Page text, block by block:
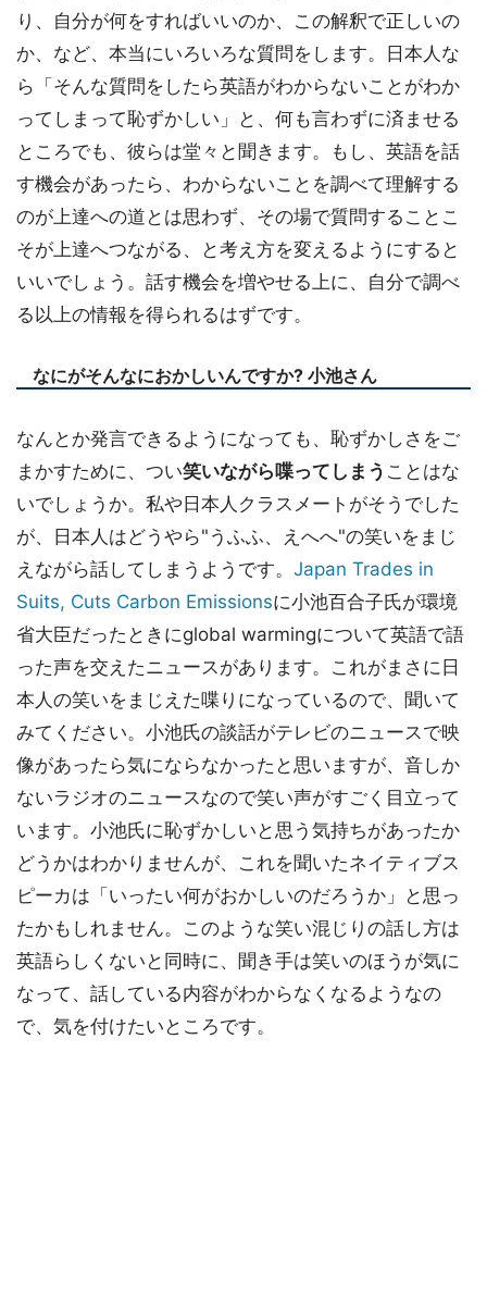
り、自分が何をすればいいのか、この解釈で正しいの
か、など、本当にいろいろな質問をします。日本人な
ら「そんな質問をしたら英語がわからないことがわか
ってしまって恥ずかしい」と、何も言わずに済ませる
ところでも、彼らは堂々と聞きます。もし、英語を話
す機会があったら、わからないことを調べて理解する
のが上達への道とは思わず、その場で質問することこ
そが上達へつながる、と考え方を変えるようにすると
いいでしょう。話す機会を増やせる上に、自分で調べ
る以上の情報を得られるはずです。
なにがそんなにおかしいんですか? 小池さん
なんとか発言できるようになっても、恥ずかしさをご
まかすために、つい笑いながら喋ってしまう ことはな
いでしょうか。私や日本人クラスメートがそうでした
が、日本人はどうやら"うふふ、えへへ"の笑いをまじ
えながら話してしまうようです。 Japan Trades in
Suits, Cuts Carbon Emissionsに小池百合子氏が環境
省大臣だったときにglobal warmingについて英語で語
った声を交えたニュースがあります。これがまさに日
本人の笑いをまじえた喋りになっているので、聞いて
みてください。小池氏の談話がテレビのニュースで映
像があったら気にならなかったと思いますが、音しか
ないラジオのニュースなので笑い声がすごく目立って
います。小池氏に恥ずかしいと思う気持ちがあったか
どうかはわかりませんが、これを聞いたネイティブス
ピーカは「いったい何がおかしいのだろうか」と思っ
たかもしれません。このような笑い混じりの話し方は
英語らしくないと同時に、聞き手は笑いのほうが気に
なって、話している内容がわからなくなるようなの
で、気を付けたいところです。